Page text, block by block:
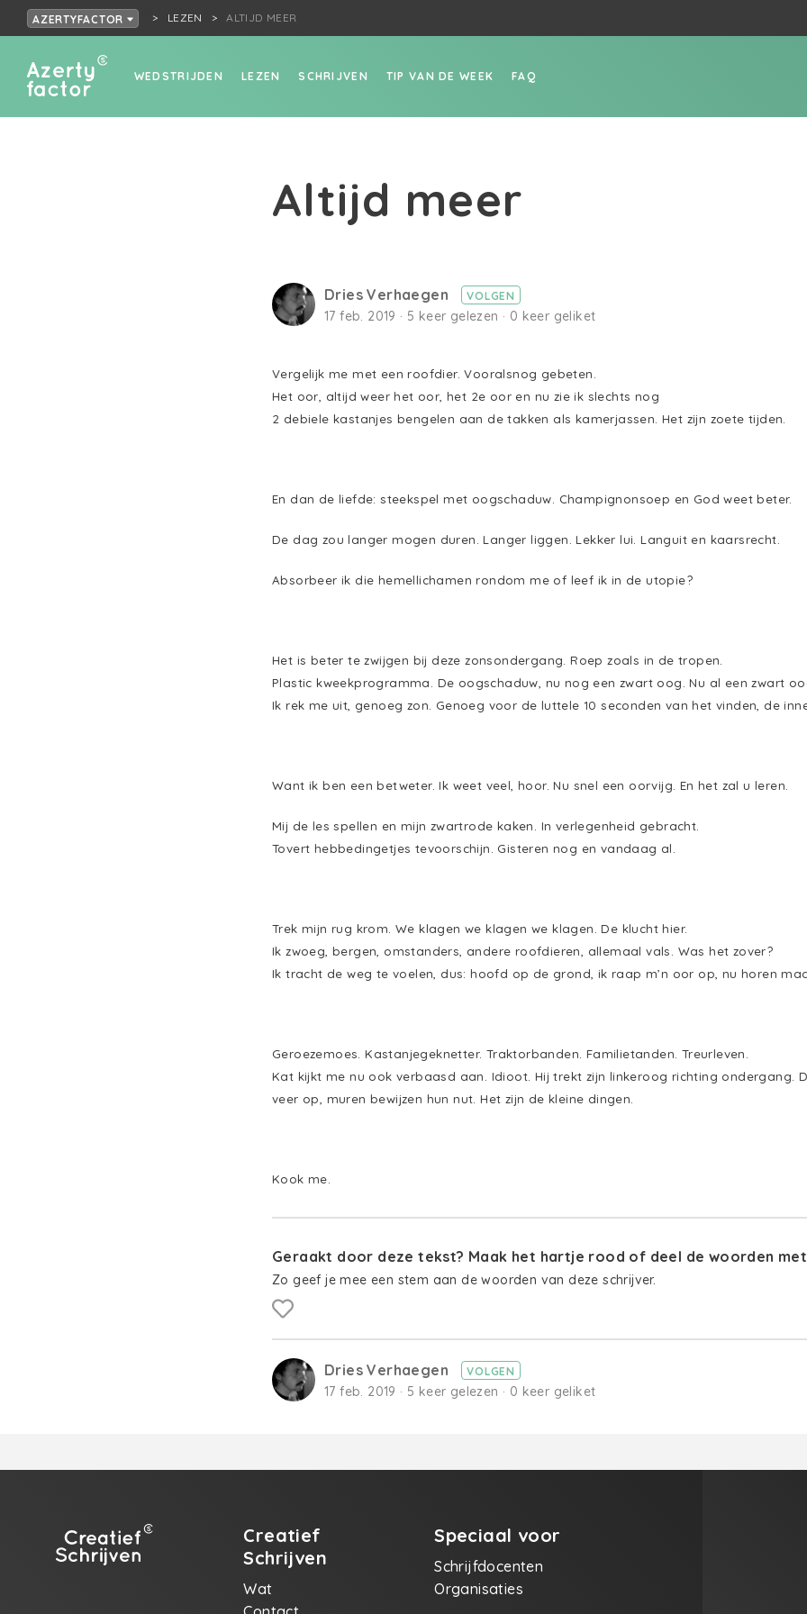
AZERTYFACTOR LEZEN ALTIJD MEER
WEDSTRIJDEN LEZEN SCHRIJVEN TIP VAN DE WEEK FAQ
Altijd meer
Dries Verhaegen VOLGEN
17 feb. 2019 · 5 keer gelezen · 0 keer geliket
Vergelijk me met een roofdier. Vooralsnog gebeten.
Het oor, altijd weer het oor, het 2e oor en nu zie ik slechts nog
2 debiele kastanjes bengelen aan de takken als kamerjassen. Het zijn zoete tijden.
En dan de liefde: steekspel met oogschaduw. Champignonsoep en God weet beter.
De dag zou langer mogen duren. Langer liggen. Lekker lui. Languit en kaarsrecht.
Absorbeer ik die hemellichamen rondom me of leef ik in de utopie?
Het is beter te zwijgen bij deze zonsondergang. Roep zoals in de tropen.
Plastic kweekprogramma. De oogschaduw, nu nog een zwart oog. Nu al een zwart
Ik rek me uit, genoeg zon. Genoeg voor de luttele 10 seconden van het vinden, de
Want ik ben een betweter. Ik weet veel, hoor. Nu snel een oorvijg. En het zal u leren.
Mij de les spellen en mijn zwartrode kaken. In verlegenheid gebracht.
Tovert hebbedingetjes tevoorschijn. Gisteren nog en vandaag al.
Trek mijn rug krom. We klagen we klagen we klagen. De klucht hier.
Ik zwoeg, bergen, omstanders, andere roofdieren, allemaal vals. Was het zover?
Ik tracht de weg te voelen, dus: hoofd op de grond, ik raap m’n oor op, nu horen
Geroezemoes. Kastanjegeknetter. Traktorbanden. Familietanden. Treurleven.
Kat kijkt me nu ook verbaasd aan. Idioot. Hij trekt zijn linkeroog richting ondergang.
veer op, muren bewijzen hun nut. Het zijn de kleine dingen.
Kook me.
Geraakt door deze tekst? Maak het hartje rood of deel de woorden
Zo geef je mee een stem aan de woorden van deze schrijver.
Dries Verhaegen VOLGEN
17 feb. 2019 · 5 keer gelezen · 0 keer geliket
Creatief
Schrijven
Wat
Speciaal voor
Schrijfdocenten
Organisaties